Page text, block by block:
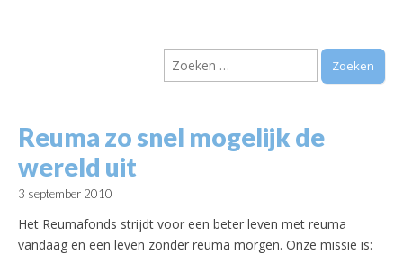
Vereniging
Arnhem e.o.
Zoeken
naar:
Reuma zo snel mogelijk de
wereld uit
3 september 2010
Het Reumafonds strijdt voor een beter leven met reuma
vandaag en een leven zonder reuma morgen. Onze missie is: